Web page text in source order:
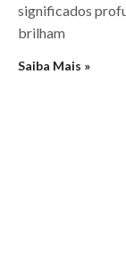
significados
brilham
Saiba Mais »